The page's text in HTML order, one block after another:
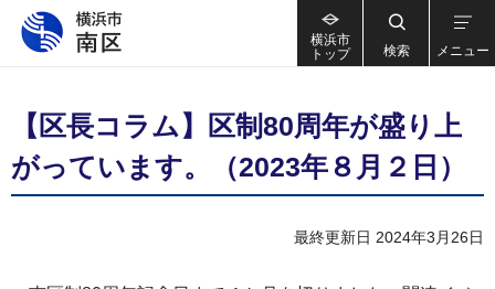
横浜市
トップ
検索 メニュー
【区長コラム】区制80周年が盛り上
がっています。（2023年８月２日）
最終更新日 2024年3月26日